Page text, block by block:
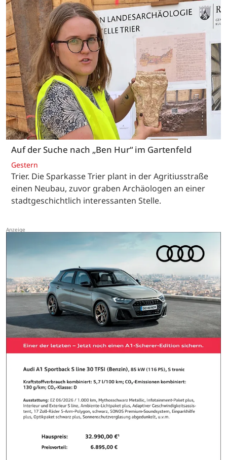
Auf der Suche nach „Ben Hur“ im Gartenfeld
Gestern
Trier. Die Sparkasse Trier plant in der Agritiusstraße
einen Neubau, zuvor graben Archäologen an einer
stadtgeschichtlich interessanten Stelle.